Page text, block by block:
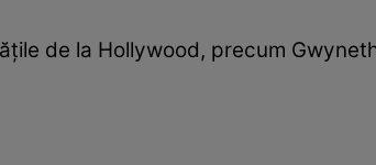
de la Hollywood, precum